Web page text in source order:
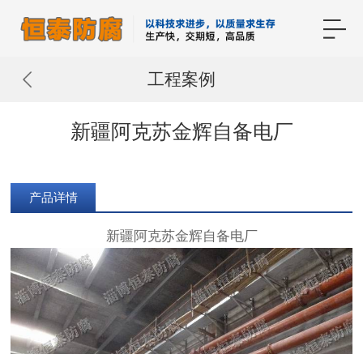
工程案例
新疆阿克苏金辉自备电厂
产品详情
新疆阿克苏金辉自备电厂